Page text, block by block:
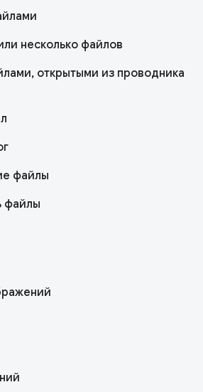
несколько файлов
открытыми из проводника
файлы
файлы